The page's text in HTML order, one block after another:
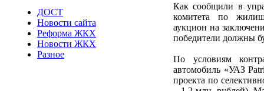
ДОСТ
Новости сайта
Реформа ЖКХ
Новости ЖКХ
Разное
Как сообщили в
комитета по
аукцион на
победители должны
По условиям
автомобиль «УАЗ
проекта по